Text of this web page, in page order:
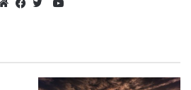
YouTube